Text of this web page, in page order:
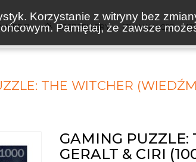
Korzystanie z witryny bez
Pamiętaj, że zawsze
BESTSELLERY WAKACJE
THE WITCHER
GAMING
GERALT & CIRI